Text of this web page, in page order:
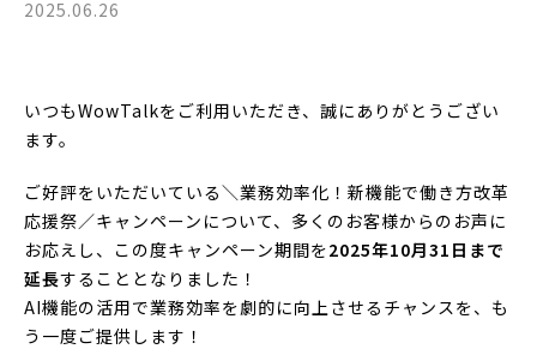
2025.06.26
いつもWowTalkをご利用いただき、誠にありがとうござい
ます。
ご好評をいただいている＼業務効率化！新機能で働き方改革
応援祭／キャンペーンについて、多くのお客様からのお声に
お応えし、この度キャンペーン期間を2025年10月31日まで
延長することとなりました！
AI機能の活用で業務効率を劇的に向上させるチャンスを、も
う一度ご提供します！